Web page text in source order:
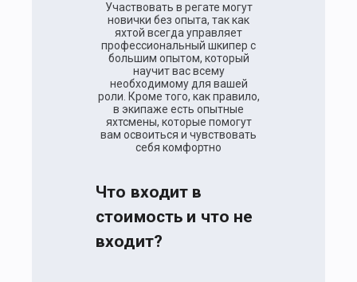
Участвовать в регате могут
новички без опыта, так как
яхтой всегда управляет
профессиональный шкипер с
большим опытом, который
научит вас всему
необходимому для вашей
роли. Кроме того, как правило,
в экипаже есть опытные
яхтсмены, которые помогут
вам освоиться и чувствовать
себя комфортно
Что входит в
стоимость и что не
входит?